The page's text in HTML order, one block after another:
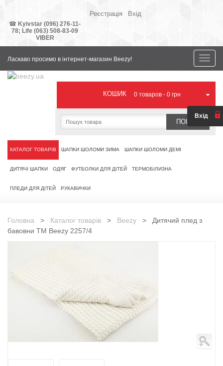
Реєстрація Вхід
☎ Kyivstar (096) 276-11-
78; Life (063) 508-83-09
VIBER
Ласкаво просимо в інтернет-магазин Beezy!
Toggle
КОШИК 0 товаров - 0 грн
ПОШУК
КАТАЛОГ ТОВАРІВ ШАПКИ ШОЛОМИ ЗИМА ШАПКИ ШОЛОМИ ДЕМІ
ДИТЯЧІ ШАПКИ ОДЯГ ФУТБОЛКИ ДЛЯ ДІТЕЙ ТЕРМОБІЛИЗНА
ПЛЕДИ ДЛЯ ДІТЕЙ РУКАВИЧКИ
Головна > Каталог товарів > Beezy > Дитячий плед з
бавовни ТМ Beezy 2257/4
Вхід